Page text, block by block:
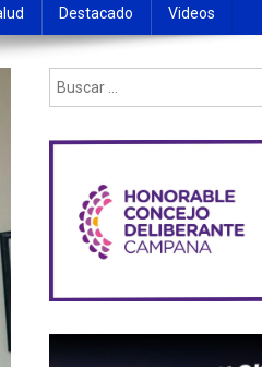
Destacado Videos